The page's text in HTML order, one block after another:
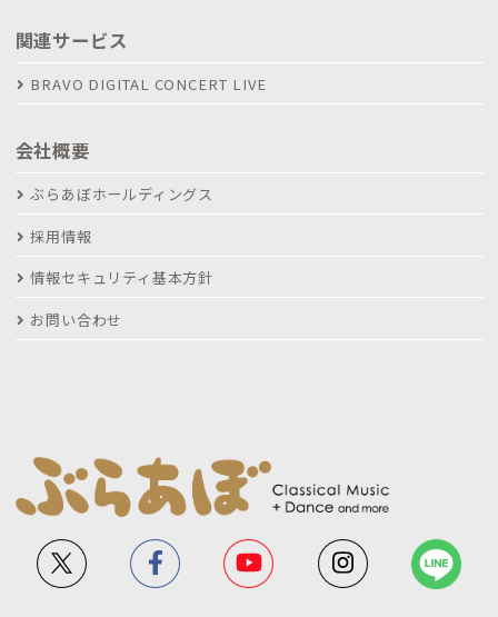
関連サービス
BRAVO DIGITAL CONCERT LIVE
会社概要
ぶらあぼホールディングス
採用情報
情報セキュリティ基本方針
お問い合わせ